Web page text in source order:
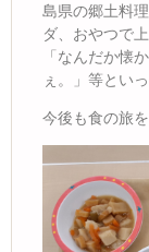
島県の郷土料
ダ、おやつで
「なんだか懐
ぇ。」等とい
今後も食の旅